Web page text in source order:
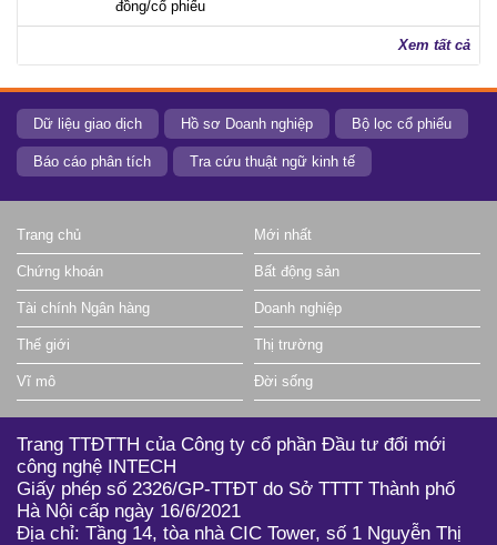
đồng/cổ phiếu
Xem tất cả
Dữ liệu giao dịch Hồ sơ Doanh nghiệp Bộ lọc cổ phiếu
Báo cáo phân tích Tra cứu thuật ngữ kinh tế
Trang chủ Mới nhất
Chứng khoán Bất động sản
Tài chính Ngân hàng Doanh nghiệp
Thế giới Thị trường
Vĩ mô Đời sống
Trang TTĐTTH của Công ty cổ phần Đầu tư đổi mới
công nghệ INTECH
Giấy phép số 2326/GP-TTĐT do Sở TTTT Thành phố
Hà Nội cấp ngày 16/6/2021
Địa chỉ: Tầng 14, tòa nhà CIC Tower, số 1 Nguyễn Thị